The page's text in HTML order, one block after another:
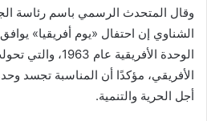
وقال المتحدث الرسمي باسم رئاسة
الشناوي إن احتفال «يوم أفريقيا»
الوحدة الأفريقية عام
الأفريقي، مؤكدًا أن المناسبة تجسد
أجل الحرية والتنمية.